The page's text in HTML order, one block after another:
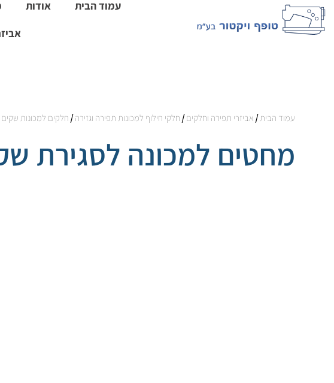
עמוד הבית אודות
עמוד הבית/ אביזרי תפירה וחלקים/ חלקי חילוף למכונות תפירה וגזירה/ חלקים למכונות שקים
מחטים למכונה לסגירת